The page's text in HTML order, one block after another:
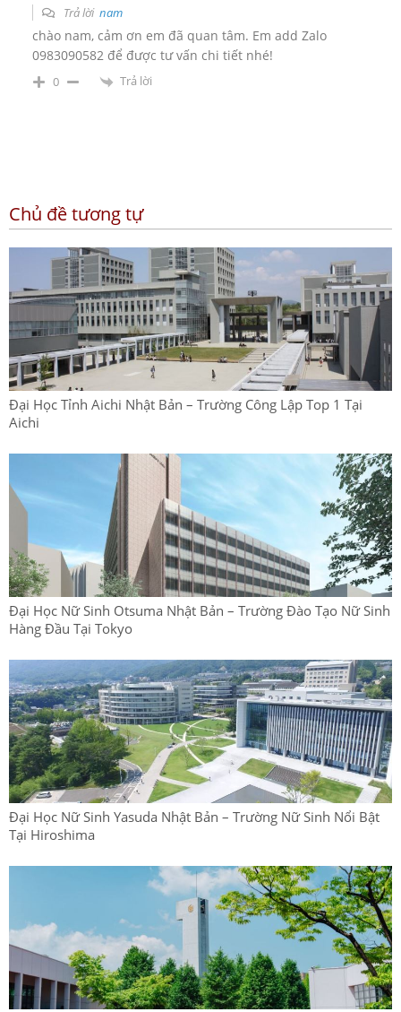
Trả lời nam
chào nam, cảm ơn em đã quan tâm. Em add Zalo
0983090582 để được tư vấn chi tiết nhé!
0 Trả lời
Chủ đề tương tự
Đại Học Tỉnh Aichi Nhật Bản – Trường Công Lập Top 1 Tại
Aichi
Đại Học Nữ Sinh Otsuma Nhật Bản – Trường Đào Tạo Nữ Sinh
Hàng Đầu Tại Tokyo
Đại Học Nữ Sinh Yasuda Nhật Bản – Trường Nữ Sinh Nổi Bật
Tại Hiroshima